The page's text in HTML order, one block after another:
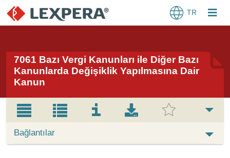
TR
7061 Bazı Vergi Kanunları ile Diğer Bazı
Kanunlarda Değişiklik Yapılmasına Dair
Kanun
Bağlantılar